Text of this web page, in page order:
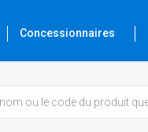
Concessionnaires